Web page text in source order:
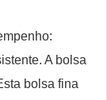
A bolsa
bolsa fina